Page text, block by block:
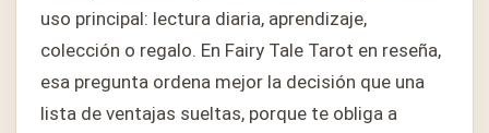
uso principal: lectura diaria, aprendizaje,
colección o regalo. En Fairy Tale Tarot en reseña,
esa pregunta ordena mejor la decisión que una
lista de ventajas sueltas, porque te obliga a